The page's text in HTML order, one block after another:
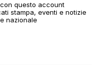
questo account
stampa, eventi e notizie
nazionale